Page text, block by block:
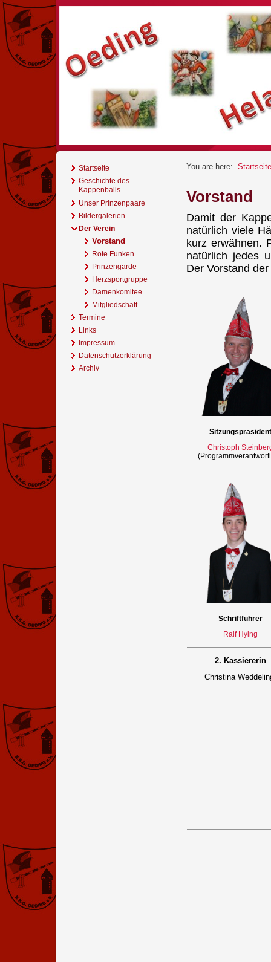
Startseite
Geschichte des
Kappenballs
Unser Prinzenpaare
Bildergalerien
Der Verein
Vorstand
Rote Funken
Prinzengarde
Herzsportgruppe
Damenkomitee
Mitgliedschaft
Termine
Links
Impressum
Datenschutzerklärung
Archiv
You are here: Startseite
Vorstand
Damit der
natürlich viele
kurz erwähnen.
natürlich jedes
Der Vorstand
Sitzungspräsident
Christoph
Schriftführer
Ralf Hying
2. Kassiererin
Christina